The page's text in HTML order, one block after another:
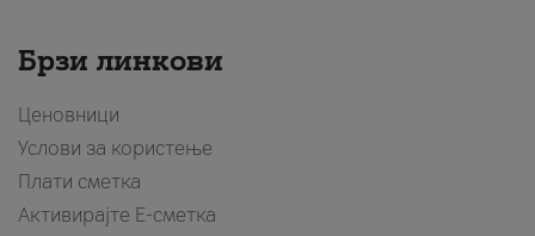
Брзи линкови
Ценовници
Услови за користење
Плати сметка
Активирајте Е-сметка